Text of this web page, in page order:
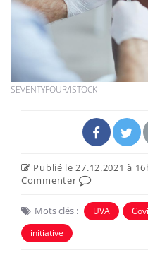
SEVENTYFOUR/ISTOCK
Publié le 27.12.2021 à
Commenter
Mots clés : UVA
initiative